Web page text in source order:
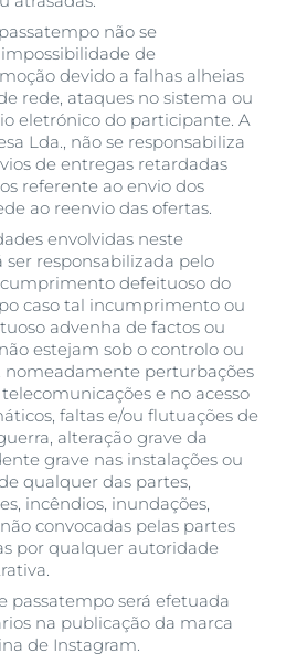
não se
de
devido a falhas alheias
rede, ataques no sistema ou
eletrónico do participante. A
Lda., não se responsabiliza
de entregas retardadas
referente ao envio dos
ao reenvio das ofertas.
envolvidas neste
ser responsabilizada pelo
defeituoso do
caso tal incumprimento ou
advenha de factos ou
estejam sob o controlo ou
nomeadamente perturbações
e no acesso
faltas e/ou flutuações de
alteração grave da
grave nas instalações ou
qualquer das partes,
incêndios, inundações,
convocadas pelas partes
por qualquer autoridade
passatempo será efetuada
na publicação da marca
de Instagram.